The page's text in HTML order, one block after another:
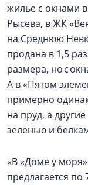
жилье с окнами
Рысева, в ЖК
на Среднюю
продана в 1,5
размера, но с
А в «Пятом
примерно
на пруд, а
зеленью и
«В «Доме у
предлагается по